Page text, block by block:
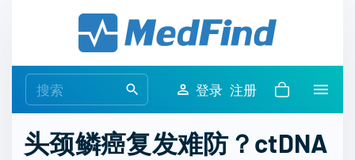
e
r
登录 注册
头颈鳞癌复发难防？ctDNA